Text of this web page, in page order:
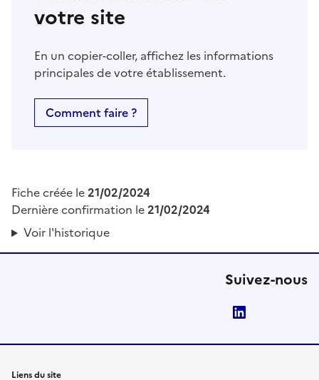
votre site
En un copier-coller, affichez les informations
principales de votre établissement.
Comment faire ?
Fiche créée le21/02/2024
Dernière confirmation le21/02/2024
Voir l'historique
Suivez-nous
Liens du site